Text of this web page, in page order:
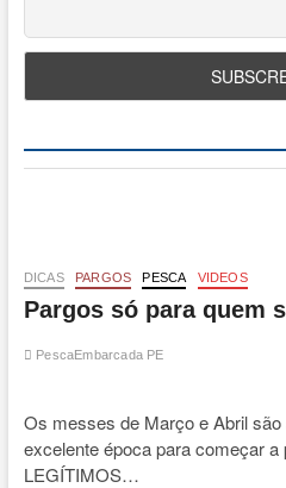
DICAS PARGOS PESCA VIDEOS
Pargos só para quem
PescaEmbarcada PE
Os messes de Março e Abril
excelente época para começar
LEGÍTIMOS…